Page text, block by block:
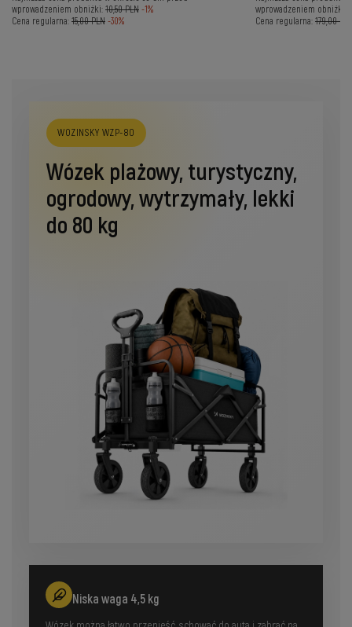
wprowadzeniem obniżki: 10,50 PLN -1%
Cena regularna: 15,00 PLN -30%
wprowadzeniem obniżki:
Cena regularna: 179,00
WOZINSKY WZP-80
Wózek plażowy, turystyczny,
ogrodowy, wytrzymały, lekki
do 80 kg
Niska waga 4,5 kg